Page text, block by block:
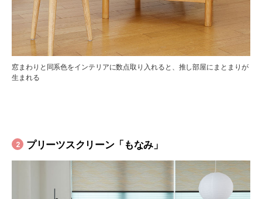
窓まわりと同系色をインテリアに数点取り入れると、推し部屋にまとまりが
生まれる
2 プリーツスクリーン「もなみ」